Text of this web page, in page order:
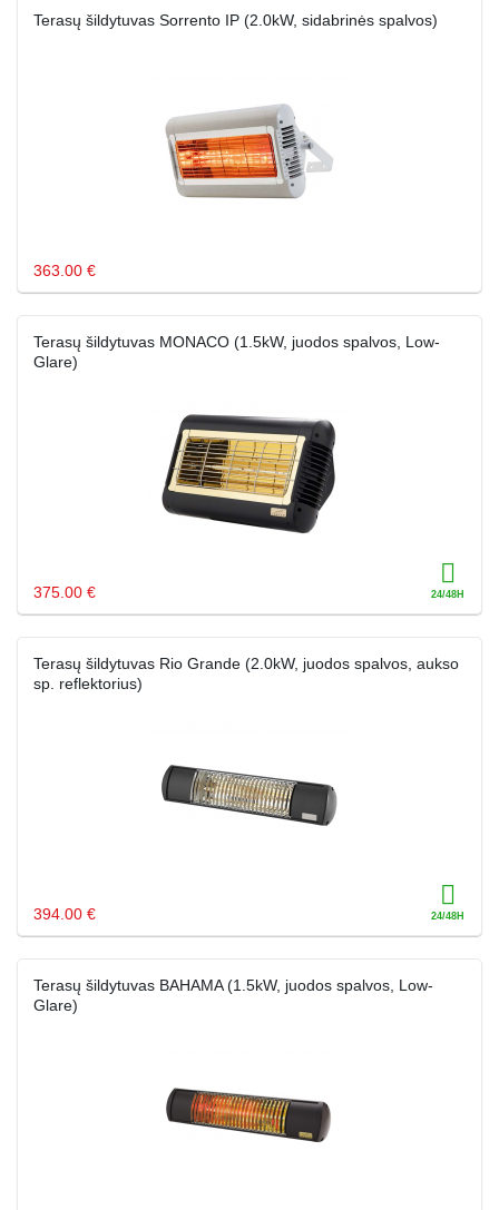
Terasų šildytuvas Sorrento IP (2.0kW, sidabrinės spalvos)
363.00 €
Terasų šildytuvas MONACO (1.5kW, juodos spalvos, Low-
Glare)
375.00 €
Terasų šildytuvas Rio Grande (2.0kW, juodos spalvos, aukso
sp. reflektorius)
394.00 €
Terasų šildytuvas BAHAMA (1.5kW, juodos spalvos, Low-
Glare)